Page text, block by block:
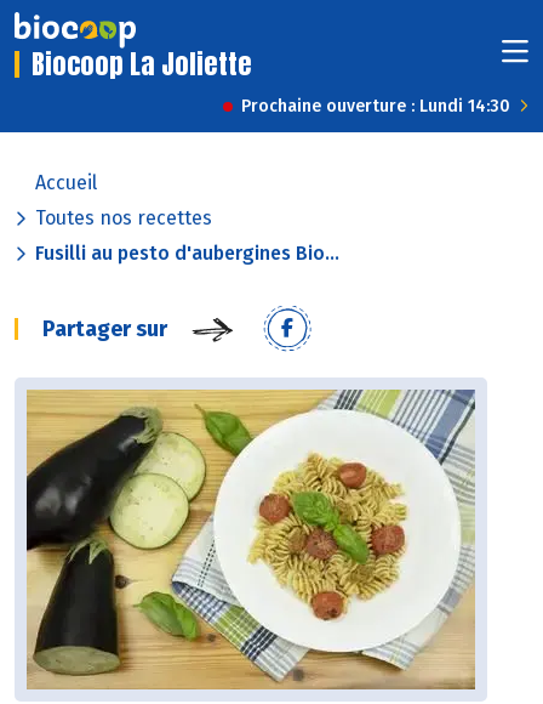
Biocoop La Joliette
Prochaine ouverture : Lundi 14:30
Accueil
Toutes nos recettes
Fusilli au pesto d'aubergines Bio...
Partager sur